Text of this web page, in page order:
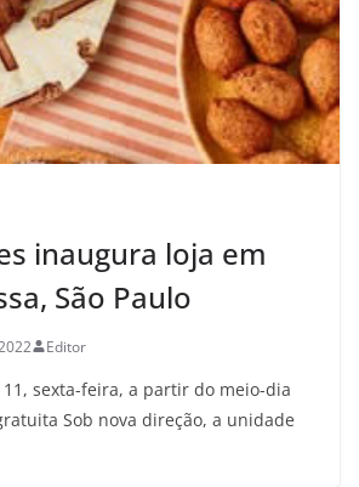
inaugura loja em
São Paulo
Editor
sexta-feira, a partir do meio-dia
Sob nova direção, a unidade